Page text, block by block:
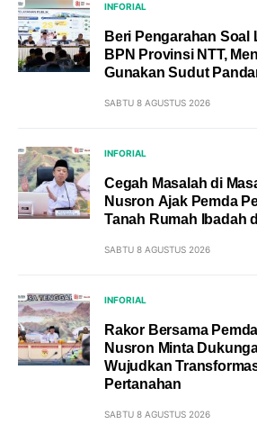
INFORIAL
Beri Pengarahan Soal
BPN Provinsi NTT,
Gunakan Sudut
SABTU 8 AGUSTUS 2026
INFORIAL
Cegah Masalah di
Nusron Ajak Pemda
Tanah Rumah Ibadah
SABTU 8 AGUSTUS 2026
INFORIAL
Rakor Bersama
Nusron Minta
Wujudkan
Pertanahan
SABTU 8 AGUSTUS 2026